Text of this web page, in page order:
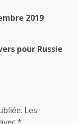
2019
pour Russie
Les